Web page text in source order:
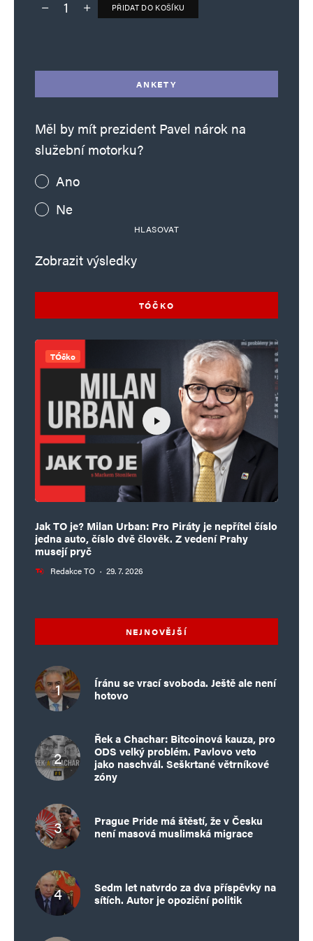
Deník TO – verze bez reklam množství
PŘIDAT DO KOŠÍKU
ANKETY
Měl by mít prezident Pavel nárok na
služební motorku?
Ano
Ne
HLASOVAT
Zobrazit výsledky
TÓČKO
TÓčko
Jak TO je? Milan Urban: Pro Piráty je nepřítel číslo
jedna auto, číslo dvě člověk. Z vedení Prahy
musejí pryč
Redakce TO · 29. 7. 2026
NEJNOVĚJŠÍ
Íránu se vrací svoboda. Ještě ale není
hotovo
Řek a Chachar: Bitcoinová kauza, pro
ODS velký problém. Pavlovo veto
jako naschvál. Seškrtané větrníkové
zóny
Prague Pride má štěstí, že v Česku
není masová muslimská migrace
Sedm let natvrdo za dva příspěvky na
sítích. Autor je opoziční politik